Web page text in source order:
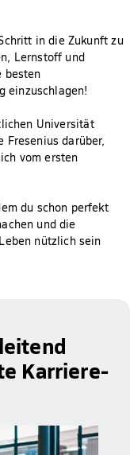
in die Zukunft zu
Lernstoff und
besten
einzuschlagen!
Universität
Fresenius darüber,
vom ersten
du schon perfekt
und die
nützlich sein
Karriere-